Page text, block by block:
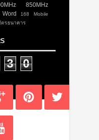
850MHz
Word
168 Mobile
รธนาคาร
3 0